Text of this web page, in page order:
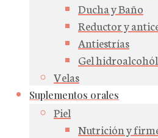
Ducha y Baño
Reductor y
Antiestrías
Gel
Velas
Suplementos orales
Piel
Nutrición y